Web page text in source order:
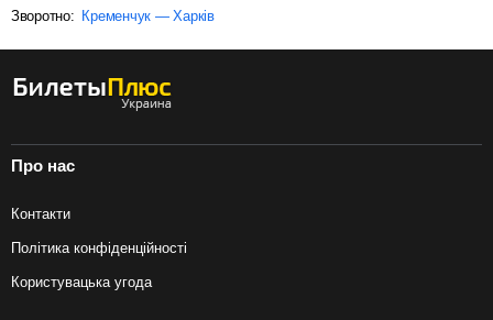
Зворотно: Кременчук — Харків
Про нас
Контакти
Політика конфіденційності
Користувацька угода